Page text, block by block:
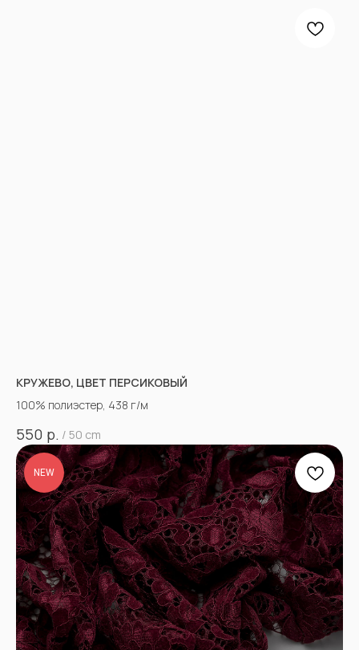
КРУЖЕВО, ЦВЕТ ПЕРСИКОВЫЙ
100% полиэстер, 438 г/м
550 р. / 50 cm
NEW